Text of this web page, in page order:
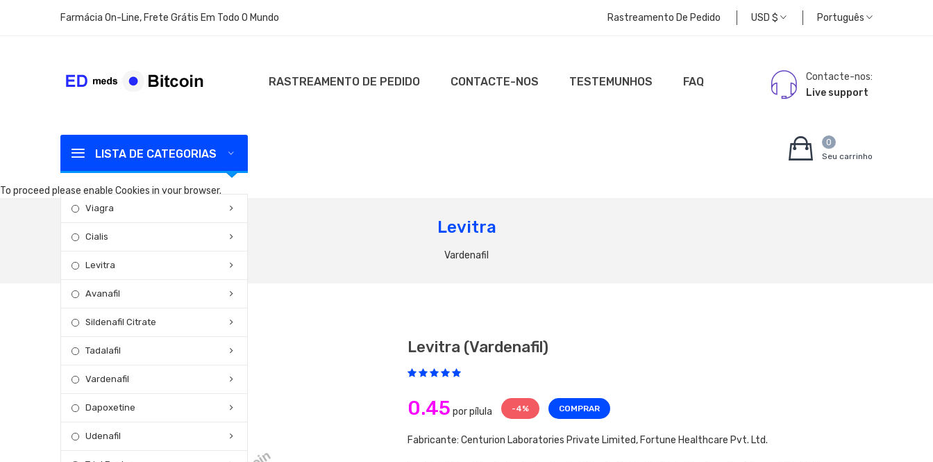
Farmácia On-Line, Frete Grátis Em Todo O Mundo Rastreamento De Pedido USD $ Português
RASTREAMENTO DE PEDIDO CONTACTE-NOS TESTEMUNHOS FAQ
Contacte-nos:
Live support
LISTA DE CATEGORIAS
Viagra
Cialis
Levitra
Avanafil
Sildenafil Citrate
Tadalafil
Vardenafil
Dapoxetine
Udenafil
0
Seu carrinho
To proceed please enable Cookies in your browser.
Levitra
Vardenafil
Levitra (vardenafil)
0.45 por pílula -4% COMPRAR
Fabricante: Centurion Laboratories Private Limited, Fortune Healthcare Pvt. Ltd.